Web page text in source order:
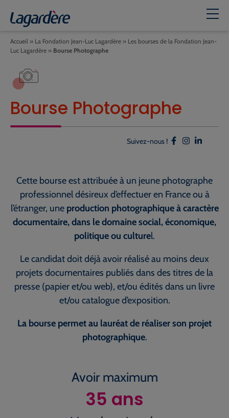
Bourse Photographe
Accueil » La Fondation Jean-Luc Lagardère » Les bourses de la Fondation Jean-
Luc Lagardère » Bourse Photographe
Suivez-nous !
Cette bourse est attribuée à un jeune photographe
professionnel désireux d’effectuer en France ou à
l’étranger, une production photographique à caractère
documentaire, dans le domaine social, économique,
politique ou culturel.
Le candidat doit déjà avoir réalisé au moins deux
projets documentaires publiés dans des titres de la
presse (papier et/ou web), et/ou édités dans un livre
et/ou catalogue d’exposition.
La bourse permet au lauréat de réaliser son projet
photographique.
Avoir maximum
35 ans